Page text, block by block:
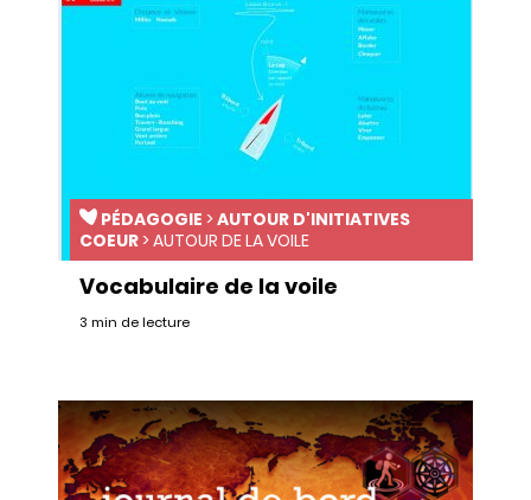
PÉDAGOGIE >AUTOUR D'INITIATIVES
COEUR>AUTOUR DE LA VOILE
Vocabulaire de la voile
3 min de lecture